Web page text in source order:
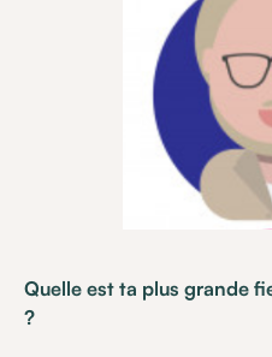
Quelle est ta plus grande
?